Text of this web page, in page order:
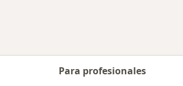
Para profesionales